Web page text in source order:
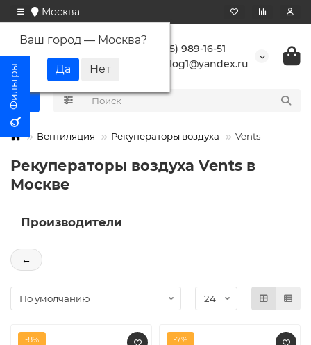
Москва
Ваш город — Москва?
+7 (495) 989-16-51
buranlog1@yandex.ru
Вентиляция Рекуператоры воздуха Vents
Рекуператоры воздуха Vents в
Москве
Производители
←
-8% -7%